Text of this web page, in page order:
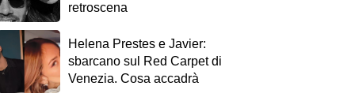
retroscena
Helena Prestes e Javier:
sbarcano sul Red Carpet di
Venezia. Cosa accadrà